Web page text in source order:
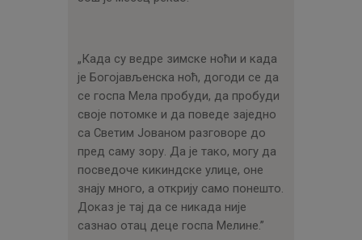
„Када су ведре зимске ноћи и када
је Богојављенска ноћ, догоди се да
се госпа Мела пробуди, да пробуди
своје потомке и да поведе заједно
са Светим Јованом разговоре до
пред саму зору. Да је тако, могу да
посведоче кикиндске улице, оне
знају много, а открију само понешто.
Доказ је тај да се никада није
сазнао отац деце госпа Мелине.”